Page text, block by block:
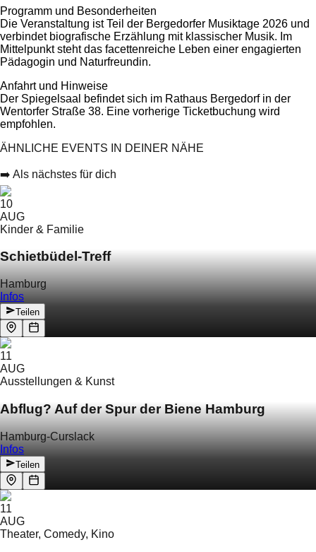
Programm und Besonderheiten
Die Veranstaltung ist Teil der Bergedorfer Musiktage 2026 und
verbindet biografische Erzählung mit klassischer Musik. Im
Mittelpunkt steht das facettenreiche Leben einer engagierten
Pädagogin und Naturfreundin.
Anfahrt und Hinweise
Der Spiegelsaal befindet sich im Rathaus Bergedorf in der
Wentorfer Straße 38. Eine vorherige Ticketbuchung wird
empfohlen.
ÄHNLICHE EVENTS IN DEINER NÄHE
➡️ Als nächstes für dich
10
AUG
Kinder & Familie
Schietbüdel-Treff
Hamburg
Infos
Teilen
11
AUG
Ausstellungen & Kunst
Abflug? Auf der Spur der Biene Hamburg
Hamburg-Curslack
Infos
Teilen
11
AUG
Theater, Comedy, Kino